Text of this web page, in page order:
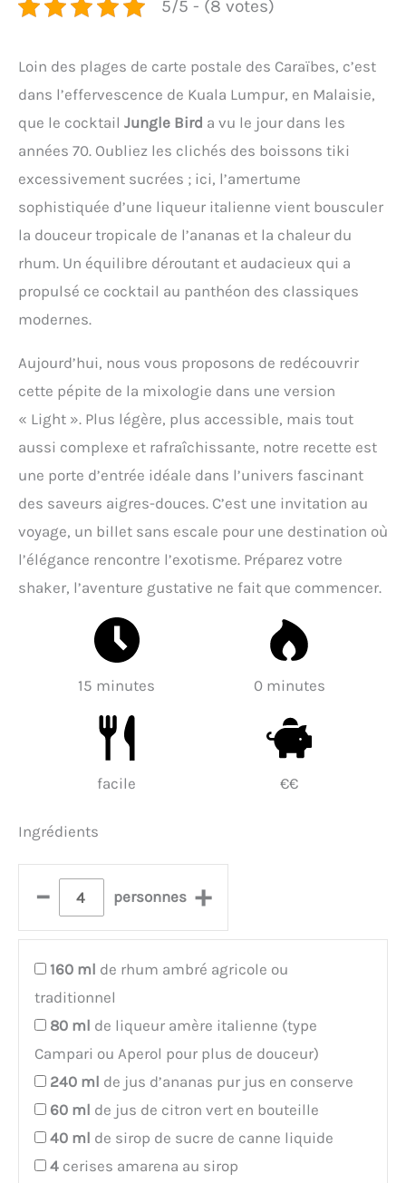
5/5 - (8 votes)
Loin des plages de carte postale des Caraïbes, c’est
dans l’effervescence de Kuala Lumpur, en Malaisie,
que le cocktail Jungle Bird a vu le jour dans les
années 70. Oubliez les clichés des boissons tiki
excessivement sucrées ; ici, l’amertume
sophistiquée d’une liqueur italienne vient bousculer
la douceur tropicale de l’ananas et la chaleur du
rhum. Un équilibre déroutant et audacieux qui a
propulsé ce cocktail au panthéon des classiques
modernes.
Aujourd’hui, nous vous proposons de redécouvrir
cette pépite de la mixologie dans une version
« Light ». Plus légère, plus accessible, mais tout
aussi complexe et rafraîchissante, notre recette est
une porte d’entrée idéale dans l’univers fascinant
des saveurs aigres-douces. C’est une invitation au
voyage, un billet sans escale pour une destination où
l’élégance rencontre l’exotisme. Préparez votre
shaker, l’aventure gustative ne fait que commencer.
15 minutes 0 minutes
facile €€
Ingrédients
– personnes +
160 ml de rhum ambré agricole ou
traditionnel
80 ml de liqueur amère italienne (type
Campari ou Aperol pour plus de douceur)
240 ml de jus d’ananas pur jus en conserve
60 ml de jus de citron vert en bouteille
40 ml de sirop de sucre de canne liquide
4 cerises amarena au sirop